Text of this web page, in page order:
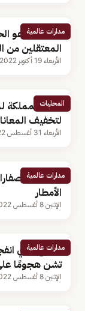
مدارات عالمية
بلينكن يدعو
المعتقلين من
الأربعاء 19 أكتوبر 2022
المحليات
سفير المملكة
لتخفيف
الأربعاء 31 أغسطس 2022
مدارات عالمية
بالفيديو..
الأمطار
الإثنين 8 أغسطس 2022
مدارات عالمية
سماع دوي
تشن هجومًا
الإثنين 8 أغسطس 2022